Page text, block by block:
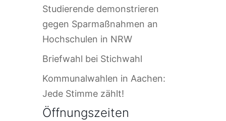
Studierende demonstrieren
gegen Sparmaßnahmen an
Hochschulen in NRW
Briefwahl bei Stichwahl
Kommunalwahlen in Aachen:
Jede Stimme zählt!
Öffnungszeiten